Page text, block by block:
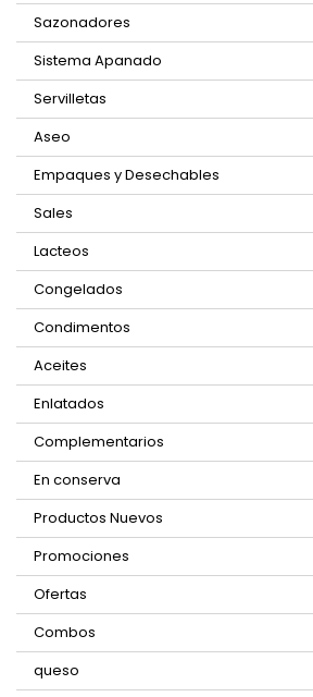
Sazonadores
Sistema Apanado
Servilletas
Aseo
Empaques y Desechables
Sales
Lacteos
Congelados
Condimentos
Aceites
Enlatados
Complementarios
En conserva
Productos Nuevos
Promociones
Ofertas
Combos
queso